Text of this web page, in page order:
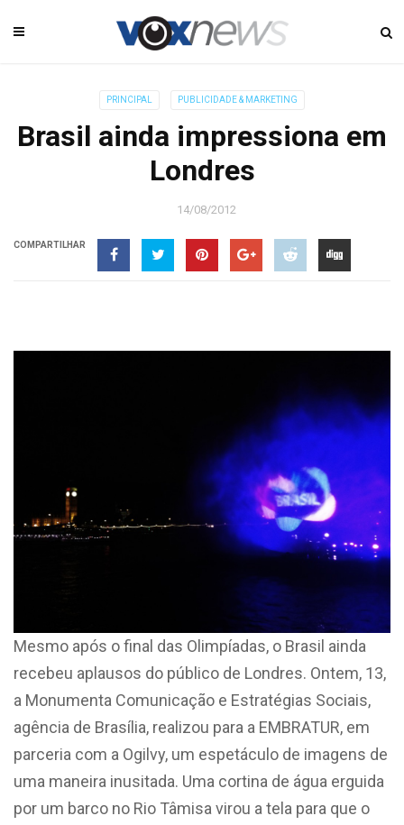
PRINCIPAL PUBLICIDADE & MARKETING
Brasil ainda impressiona em
Londres
14/08/2012
COMPARTILHAR
Mesmo após o final das Olimpíadas, o Brasil ainda
recebeu aplausos do público de Londres. Ontem, 13,
a Monumenta Comunicação e Estratégias Sociais,
agência de Brasília, realizou para a EMBRATUR, em
parceria com a Ogilvy, um espetáculo de imagens de
uma maneira inusitada. Uma cortina de água erguida
por um barco no Rio Tâmisa virou a tela para que o